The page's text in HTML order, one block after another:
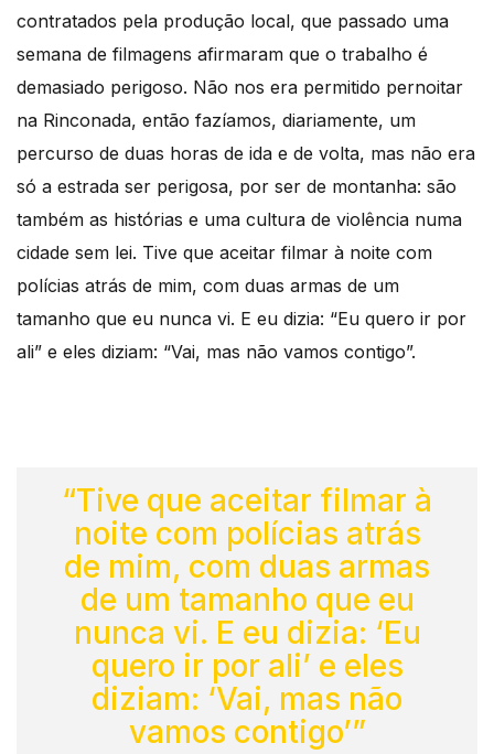
contratados pela produção local, que passado uma
semana de filmagens afirmaram que o trabalho é
demasiado perigoso. Não nos era permitido pernoitar
na Rinconada, então fazíamos, diariamente, um
percurso de duas horas de ida e de volta, mas não era
só a estrada ser perigosa, por ser de montanha: são
também as histórias e uma cultura de violência numa
cidade sem lei. Tive que aceitar filmar à noite com
polícias atrás de mim, com duas armas de um
tamanho que eu nunca vi. E eu dizia: “Eu quero ir por
ali” e eles diziam: “Vai, mas não vamos contigo”.
“Tive que aceitar filmar à
noite com polícias atrás
de mim, com duas armas
de um tamanho que eu
nunca vi. E eu dizia: ‘Eu
quero ir por ali’ e eles
diziam: ‘Vai, mas não
vamos contigo’”